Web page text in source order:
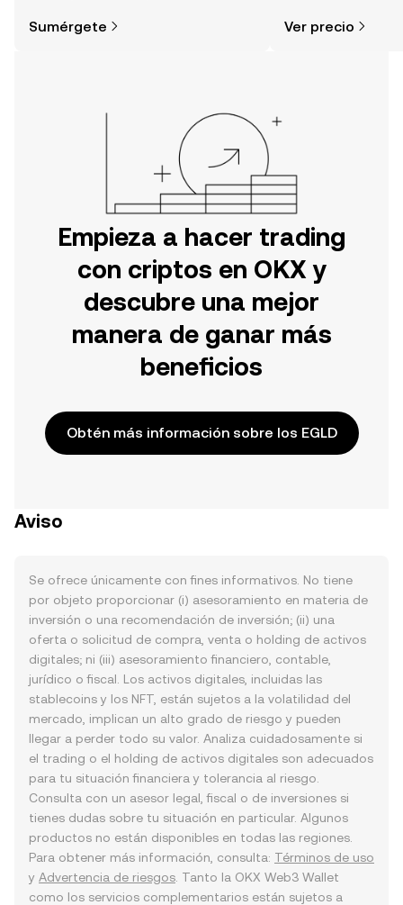
tu aventura en la aplicación móvil de
Sumérgete
noticias y más.
Ver precio
Empieza a hacer trading
con criptos en OKX y
descubre una mejor
manera de ganar más
beneficios
Obtén más información sobre los EGLD
Aviso
Se ofrece únicamente con fines informativos. No tiene
por objeto proporcionar (i) asesoramiento en materia de
inversión o una recomendación de inversión; (ii) una
oferta o solicitud de compra, venta o holding de activos
digitales; ni (iii) asesoramiento financiero, contable,
jurídico o fiscal. Los activos digitales, incluidas las
stablecoins y los NFT, están sujetos a la volatilidad del
mercado, implican un alto grado de riesgo y pueden
llegar a perder todo su valor. Analiza cuidadosamente si
el trading o el holding de activos digitales son adecuados
para tu situación financiera y tolerancia al riesgo.
Consulta con un asesor legal, fiscal o de inversiones si
tienes dudas sobre tu situación en particular. Algunos
productos no están disponibles en todas las regiones.
Para obtener más información, consulta: Términos de uso
y Advertencia de riesgos . Tanto la OKX Web3 Wallet
como los servicios complementarios están sujetos a